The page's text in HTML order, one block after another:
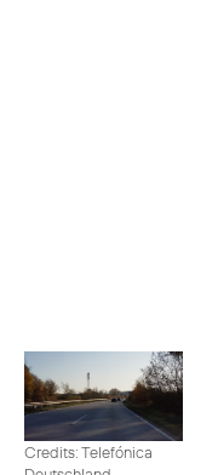
Credits: Telefónica